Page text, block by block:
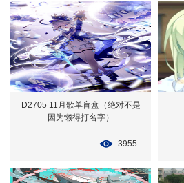
D2705 11月歌单盲盒（绝对不是
因为懒得打名字）
3955